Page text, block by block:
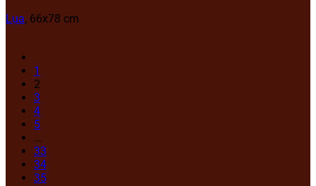
Lụa, 66x78 cm
1
2
3
4
5
…
33
34
35